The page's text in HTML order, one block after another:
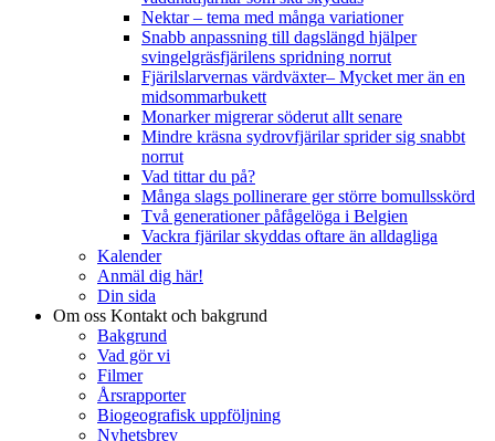
Nektar – tema med många variationer
Snabb anpassning till dagslängd hjälper
svingelgräsfjärilens spridning norrut
Fjärilslarvernas värdväxter– Mycket mer än en
midsommarbukett
Monarker migrerar söderut allt senare
Mindre kräsna sydrovfjärilar sprider sig snabbt
norrut
Vad tittar du på?
Många slags pollinerare ger större bomullsskörd
Två generationer påfågelöga i Belgien
Vackra fjärilar skyddas oftare än alldagliga
Kalender
Anmäl dig här!
Din sida
Om oss Kontakt och bakgrund
Bakgrund
Vad gör vi
Filmer
Årsrapporter
Biogeografisk uppföljning
Nyhetsbrev